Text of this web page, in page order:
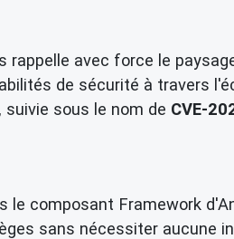
rappelle avec force le
de sécurité à travers
suivie sous le nom de CVE-
composant Framework
sans nécessiter aucune